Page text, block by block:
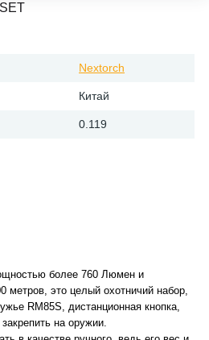
Nextorch
Китай
0.119
более 760 Люмен и
метров, это целый охотничий набор,
RM85S, дистанционная кнопка,
на оружии.